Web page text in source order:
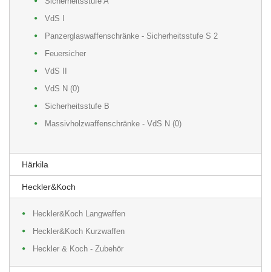
VdS I
Panzerglaswaffenschränke - Sicherheitsstufe S 2
Feuersicher
VdS II
VdS N (0)
Sicherheitsstufe B
Massivholzwaffenschränke - VdS N (0)
Härkila
Heckler&Koch
Heckler&Koch Langwaffen
Heckler&Koch Kurzwaffen
Heckler & Koch - Zubehör